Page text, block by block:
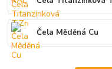
Čela Měděná Cu